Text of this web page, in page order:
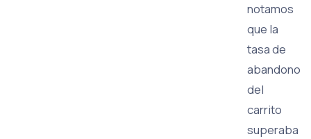
notamos
que la
tasa de
abandono
del
carrito
superaba